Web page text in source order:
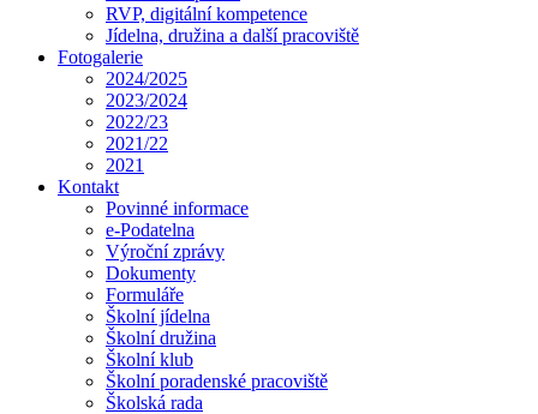
RVP, digitální kompetence
Jídelna, družina a další pracoviště
Fotogalerie
2024/2025
2023/2024
2022/23
2021/22
2021
Kontakt
Povinné informace
e-Podatelna
Výroční zprávy
Dokumenty
Formuláře
Školní jídelna
Školní družina
Školní klub
Školní poradenské pracoviště
Školská rada